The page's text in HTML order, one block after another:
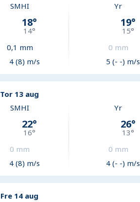
SMHI
18°
14°
0,1 mm
4 (8) m/s
Yr
19°
15°
0 mm
5 (- -) m/s
Tor 13 aug
SMHI
22°
16°
0 mm
4 (8) m/s
Yr
26°
13°
0 mm
4 (- -) m/s
Fre 14 aug